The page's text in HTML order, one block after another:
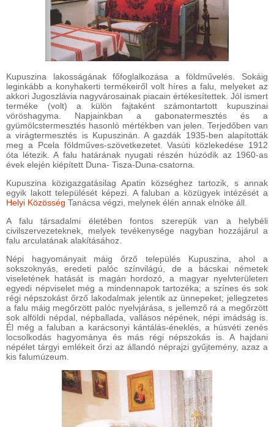
Kupuszina lakosságának főfoglalkozása a földművelés. Sokáig
leginkább a konyhakerti termékeiről volt híres a falu, melyeket az
akkori Jugoszlávia nagyvárosainak piacain értékesítettek. Jól ismert
terméke (volt) a külön fajtaként számontartott kupuszinai
vöröshagyma. Napjainkban a gabonatermesztés és a
gyümölcstermesztés hasonló mértékben van jelen. Terjedőben van
a virágtermesztés is Kupuszinán. A gazdák 1935-ben alapították
meg a Pcela földműves-szövetkezetet. Vasúti közlekedése 1912
óta létezik. A falu határának nyugati részén húzódik az 1960-as
évek elején kiépített Duna- Tisza-Duna-csatorna.
Kupuszina közigazgatásilag Apatin községhez tartozik, s annak
egyik lakott települését képezi. A faluban a közügyek intézését a
Helyi Közösség Tanácsa végzi, melynek élén annak elnöke áll.
A falu társadalmi életében fontos szerepük van a helybéli
civilszervezeteknek, melyek tevékenysége nagyban hozzájárul a
falu arculatának alakításához.
Népi hagyományait máig őrző település Kupuszina, ahol a
sokszoknyás, eredeti palóc színvilágú, de a bácskai németek
viseletének hatását is magán hordozó, a magyar nyelvterületen
egyedi népviselet még a mindennapok tartozéka; a színes és sok
régi népszokást őrző lakodalmak jelentik az ünnepeket; jellegzetes
a falu máig megőrzött palóc nyelvjárása, s jellemző rá a megőrzött
sok alföldi népdal, népballada, vallásos népének, népi imádság is.
Él még a faluban a karácsonyi kántálás-éneklés, a húsvéti zenés
locsolkodás hagyománya és más régi népszokás is. A hajdani
népélet tárgyi emlékeit őrzi az állandó néprajzi gyűjtemény, azaz a
kis falumúzeum.